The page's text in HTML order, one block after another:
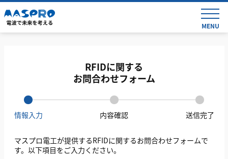
MENU
RFIDに関する
お問合わせフォーム
情報入力 内容確認 送信完了
マスプロ電工が提供するRFIDに関するお問合わせフォームで
す。 以下項目をご入力ください。